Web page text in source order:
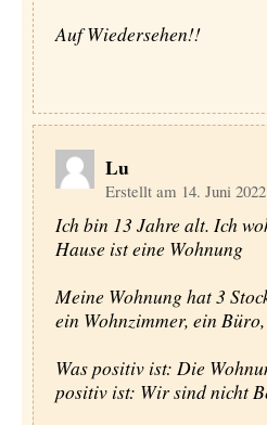
Auf Wiedersehen!!
Lu
Erstellt am 14. Juni
Ich bin 13 Jahre alt. Ich
Hause ist eine Wohnung
Meine Wohnung hat 3
ein Wohnzimmer, ein
Was positiv ist: Die
positiv ist: Wir sind nicht